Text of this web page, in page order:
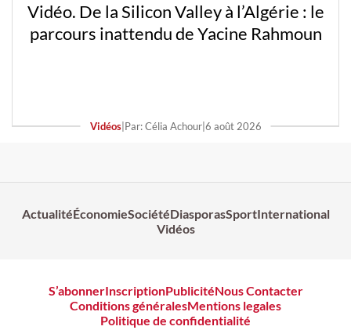
Vidéo. De la Silicon Valley à l’Algérie : le
parcours inattendu de Yacine Rahmoun
Vidéos| Par: Célia Achour| 6 août 2026
ActualitéÉconomieSociétéDiasporasSportInternational
Vidéos
S’abonnerInscriptionPublicitéNous Contacter
Conditions généralesMentions legales
Politique de confidentialité